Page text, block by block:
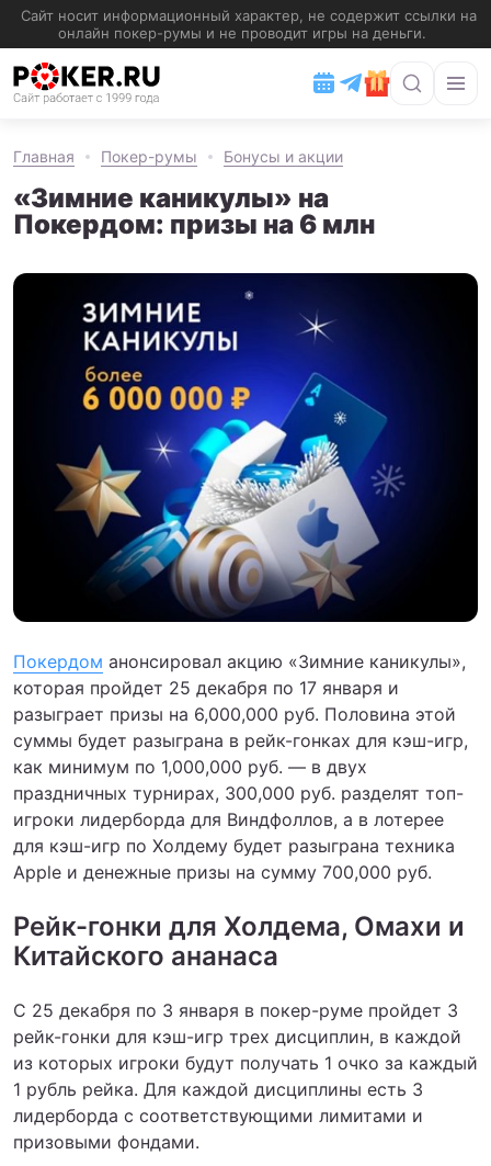
Главная Покер-румы Бонусы и акции
«Зимние каникулы» на
Покердом: призы на 6 млн
Покердом анонсировал акцию «Зимние каникулы»,
которая пройдет 25 декабря по 17 января и
разыграет призы на 6,000,000 руб. Половина этой
суммы будет разыграна в рейк-гонках для кэш-игр,
как минимум по 1,000,000 руб. — в двух
праздничных турнирах, 300,000 руб. разделят топ-
игроки лидерборда для Виндфоллов, а в лотерее
для кэш-игр по Холдему будет разыграна техника
Apple и денежные призы на сумму 700,000 руб.
Рейк-гонки для Холдема, Омахи и
Китайского ананаса
С 25 декабря по 3 января в покер-руме пройдет 3
рейк-гонки для кэш-игр трех дисциплин, в каждой
из которых игроки будут получать 1 очко за каждый
1 рубль рейка. Для каждой дисциплины есть 3
лидерборда с соответствующими лимитами и
призовыми фондами.